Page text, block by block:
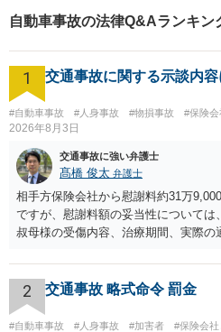
【相続問題】
書籍執筆の経
駅5分】
自動車事故の法律Q&Aランキン
1 交通事故に関する示談内
#自動車事故 #人身事故 #物損事故 #保険
2026年8月3日
交通事故に強い弁護士
髙橋 俊太 弁護士
相手方保険会社から慰謝料約31万
ですが、慰謝料額の妥当性については
叔母様の受傷内容、治療期間、実際
確認する必要があります。保険会社
は、弁護士が介入することにより増
で、以下の資料・情報を準備した上
をお勧めいたします。 ・相手方保険
2 交通事故 略式命令 罰金
#自動車事故 #人身事故 #加害者 #保険会